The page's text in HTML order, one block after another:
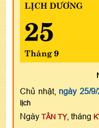
LỊCH DƯƠNG
25
Tháng 9
Chủ nhật, ngày 25/
lịch
Ngày TÂN TỴ, tháng